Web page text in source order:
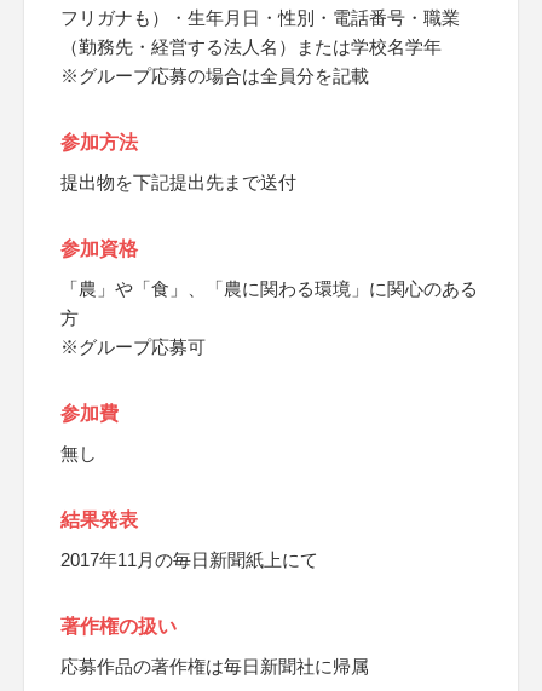
フリガナも）・生年月日・性別・電話番号・職業
（勤務先・経営する法人名）または学校名学年
※グループ応募の場合は全員分を記載
参加方法
提出物を下記提出先まで送付
参加資格
「農」や「食」、「農に関わる環境」に関心のある
方
※グループ応募可
参加費
無し
結果発表
2017年11月の毎日新聞紙上にて
著作権の扱い
応募作品の著作権は毎日新聞社に帰属